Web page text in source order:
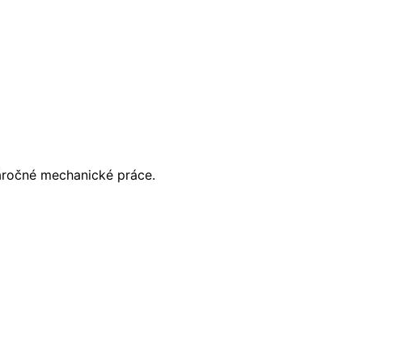
mechanické práce.